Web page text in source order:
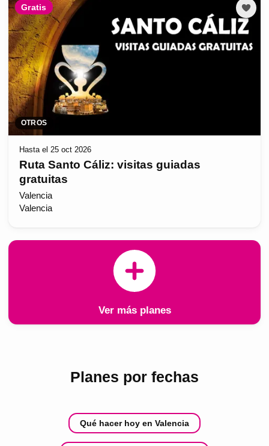
Gratis
OTROS
Hasta el 25 oct 2026
Ruta Santo Cáliz: visitas guiadas
gratuitas
Valencia
Valencia
Ver más planes
Planes por fechas
Qué hacer hoy en Valencia